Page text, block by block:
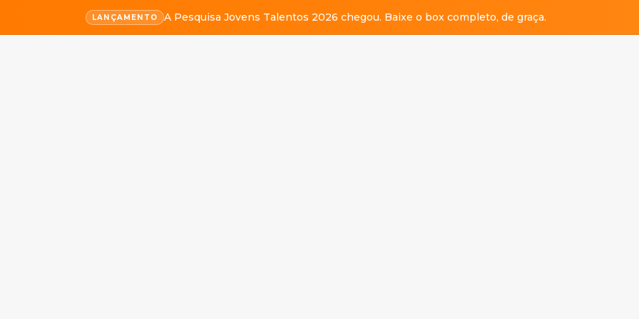
LANÇAMENTO A Pesquisa Jovens Talentos 2026 chegou. Baixe o box completo, de graça.